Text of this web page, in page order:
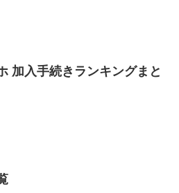
加入手続きランキングまと